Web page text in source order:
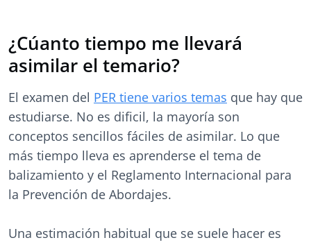
¿Cúanto tiempo me llevará
asimilar el temario?
El examen del PER tiene varios temas que hay que
estudiarse. No es dificil, la mayoría son
conceptos sencillos fáciles de asimilar. Lo que
más tiempo lleva es aprenderse el tema de
balizamiento y el Reglamento Internacional para
la Prevención de Abordajes.
Una estimación habitual que se suele hacer es